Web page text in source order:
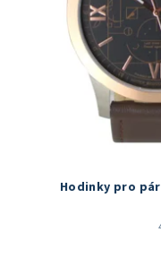
Hodinky pro